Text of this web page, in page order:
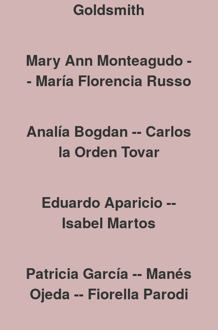
Goldsmith
Mary Ann Monteagudo -
- María Florencia Russo
Analía Bogdan -- Carlos
la Orden Tovar
Eduardo Aparicio --
Isabel Martos
Patricia García -- Manés
Ojeda -- Fiorella Parodi